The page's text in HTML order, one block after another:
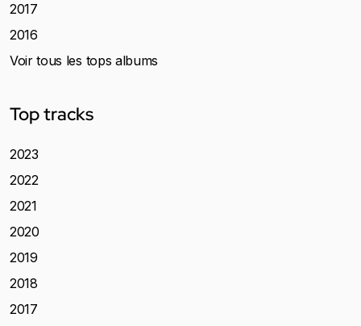
2017
2016
Voir tous les tops albums
Top tracks
2023
2022
2021
2020
2019
2018
2017